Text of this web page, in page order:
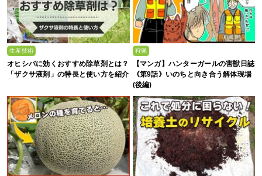
生産技術
オヒシバに効くおすすめ除草剤とは？
「ザクサ液剤」の特長と使い方を紹介
狩猟
【マンガ】ハンターガールの害獣日誌
《第9話》いのちと向き合う解体現場
(後編)